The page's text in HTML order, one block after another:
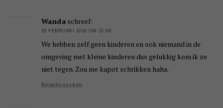
Wanda schreef:
28 FEBRUARI 2018 OM 22:38
We hebben zelf geen kinderen en ook niemand in de
omgeving met kleine kinderen dus gelukkig kom ik ze
niet tegen. Zou me kapot schrikken haha.
Beantwoorden